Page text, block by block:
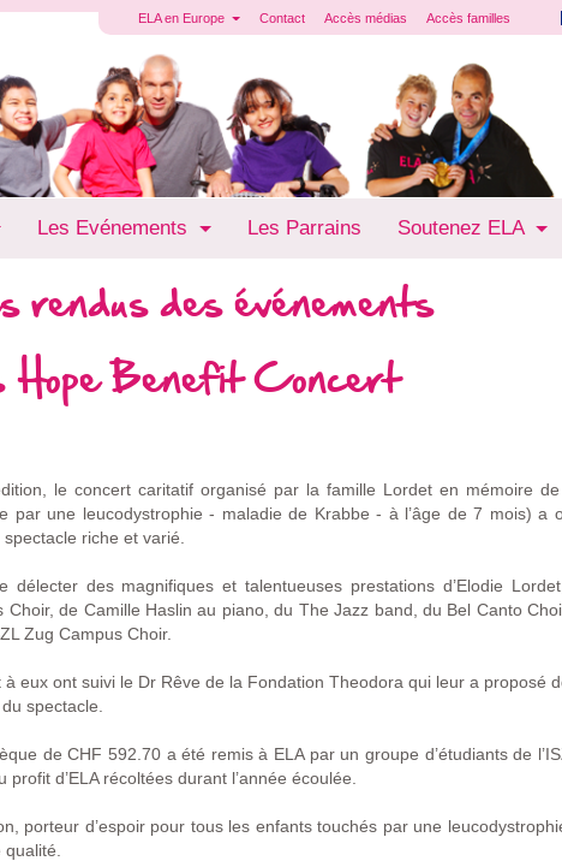
ELA en Europe Contact Accès médias Accès familles
Les Evénements Les Parrains Soutenez ELA
rendus des événements
Hope Benefit Concert
le concert caritatif organisé par la famille Lordet en mémoire
par une leucodystrophie - maladie de Krabbe - à l’âge de 7 mois) a
riche et varié.
des magnifiques et talentueuses prestations d’Elodie
Choir, de Camille Haslin au piano, du The Jazz band, du Bel Canto
Zug Campus Choir.
à eux ont suivi le Dr Rêve de la Fondation Theodora qui leur a proposé
spectacle.
de CHF 592.70 a été remis à ELA par un groupe d’étudiants de
profit d’ELA récoltées durant l’année écoulée.
porteur d’espoir pour tous les enfants touchés par une